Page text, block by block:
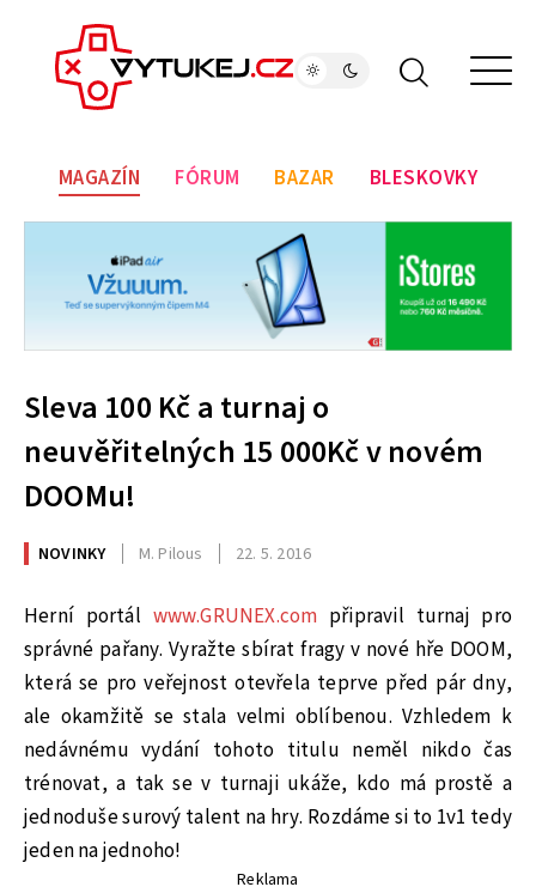
MAGAZÍN FÓRUM BAZAR BLESKOVKY
Sleva 100 Kč a turnaj o
neuvěřitelných 15 000Kč v novém
DOOMu!
NOVINKY M. Pilous 22. 5. 2016
Herní portál www.GRUNEX.com připravil turnaj pro
správné pařany. Vyražte sbírat fragy v nové hře DOOM,
která se pro veřejnost otevřela teprve před pár dny,
ale okamžitě se stala velmi oblíbenou. Vzhledem k
nedávnému vydání tohoto titulu neměl nikdo čas
trénovat, a tak se v turnaji ukáže, kdo má prostě a
jednoduše surový talent na hry. Rozdáme si to 1v1 tedy
jeden na jednoho!
Reklama